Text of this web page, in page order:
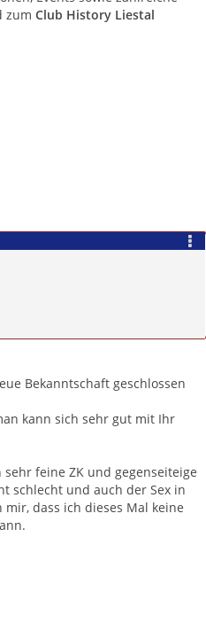
zum Club History Liestal
Bekanntschaft geschlossen
kann sich sehr gut mit Ihr
feine ZK und gegenseiteige
schlecht und auch der Sex in
mir, dass ich dieses Mal keine
Zitieren